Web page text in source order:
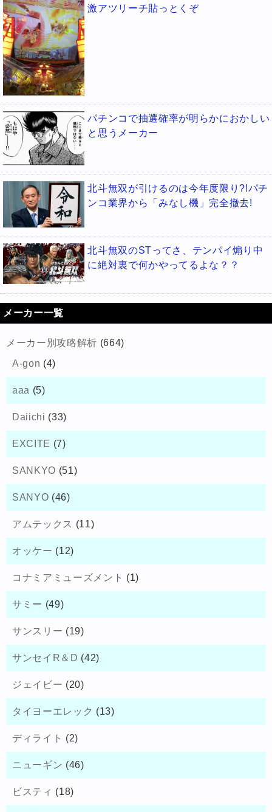
激アツリーチ貼っとくぞ
パチンコで抽選確率が明らかにおかしい
と思うメーカー
北斗無双が引けるのは今年度限り?!パチ
ンコ業界から「みなし機」完全撤去!
北斗無双のSTってさ、テンパイ煽り中
に絶対裏で何かやってるよな？？
メーカー一覧
メーカー別攻略解析 (664)
A-gon (4)
aaa (5)
Daiichi (33)
EXCITE (7)
SANKYO (51)
SANYO (46)
アムテックス (11)
オッケー (12)
コナミアミューズメント (1)
サミー (49)
サンスリー (19)
サンセイR＆D (42)
ジェイビー (20)
タイヨーエレック (13)
ディライト (2)
ニューギン (46)
ビスティ (18)